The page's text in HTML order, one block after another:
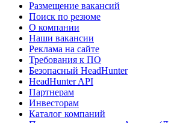
Размещение вакансий
Поиск по резюме
О компании
Наши вакансии
Реклама на сайте
Требования к ПО
Безопасный HeadHunter
HeadHunter API
Партнерам
Инвесторам
Каталог компаний